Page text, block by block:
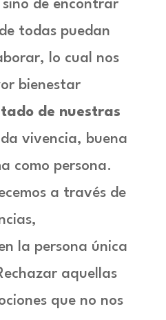
de encontrar
todas puedan
lo cual nos
bienestar
de nuestras
vivencia, buena
como persona.
a través de
la persona única
aquellas
que no nos